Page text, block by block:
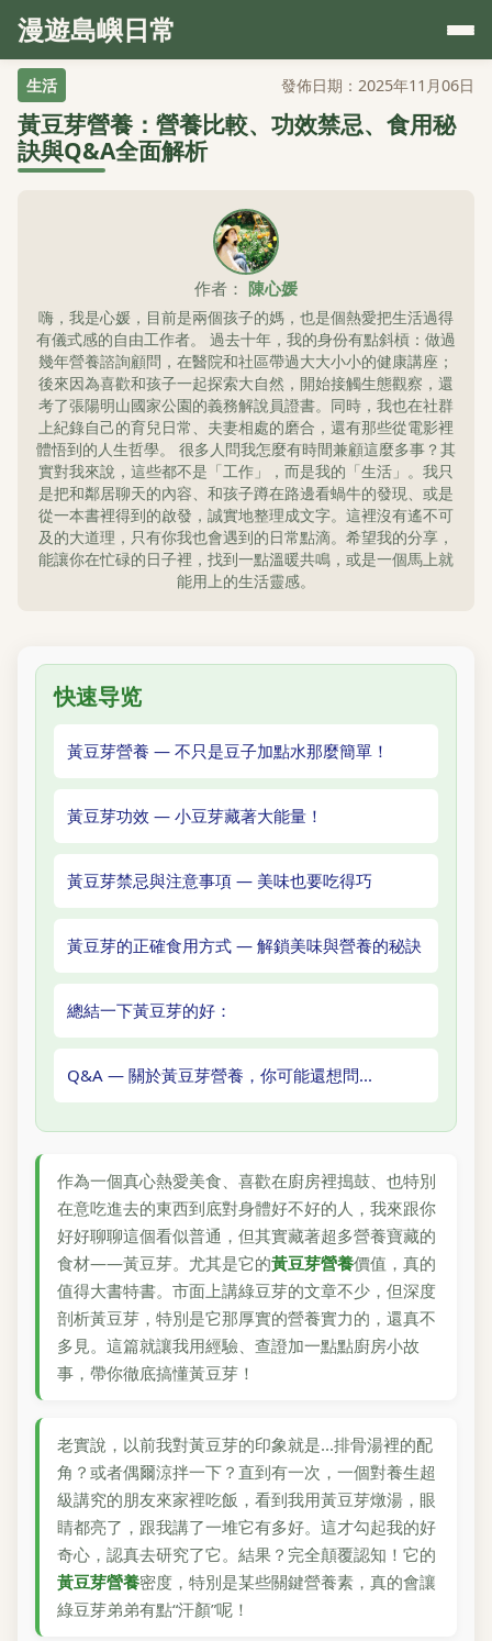
漫遊島嶼日常
生活 發佈日期：2025年11月06日
黃豆芽營養：營養比較、功效禁忌、食用秘
訣與Q&A全面解析
作者： 陳心媛
嗨，我是心媛，目前是兩個孩子的媽，也是個熱愛把生活過得
有儀式感的自由工作者。 過去十年，我的身份有點斜槓：做過
幾年營養諮詢顧問，在醫院和社區帶過大大小小的健康講座；
後來因為喜歡和孩子一起探索大自然，開始接觸生態觀察，還
考了張陽明山國家公園的義務解說員證書。同時，我也在社群
上紀錄自己的育兒日常、夫妻相處的磨合，還有那些從電影裡
體悟到的人生哲學。 很多人問我怎麼有時間兼顧這麼多事？其
實對我來說，這些都不是「工作」，而是我的「生活」。我只
是把和鄰居聊天的內容、和孩子蹲在路邊看蝸牛的發現、或是
從一本書裡得到的啟發，誠實地整理成文字。這裡沒有遙不可
及的大道理，只有你我也會遇到的日常點滴。希望我的分享，
能讓你在忙碌的日子裡，找到一點溫暖共鳴，或是一個馬上就
能用上的生活靈感。
快速导览
黃豆芽營養 — 不只是豆子加點水那麼簡單！
黃豆芽功效 — 小豆芽藏著大能量！
黃豆芽禁忌與注意事項 — 美味也要吃得巧
黃豆芽的正確食用方式 — 解鎖美味與營養的秘訣
總結一下黃豆芽的好：
Q&A — 關於黃豆芽營養，你可能還想問...
作為一個真心熱愛美食、喜歡在廚房裡搗鼓、也特別
在意吃進去的東西到底對身體好不好的人，我來跟你
好好聊聊這個看似普通，但其實藏著超多營養寶藏的
食材——黃豆芽。尤其是它的黃豆芽營養價值，真的
值得大書特書。市面上講綠豆芽的文章不少，但深度
剖析黃豆芽，特別是它那厚實的營養實力的，還真不
多見。這篇就讓我用經驗、查證加一點點廚房小故
事，帶你徹底搞懂黃豆芽！
老實說，以前我對黃豆芽的印象就是...排骨湯裡的配
角？或者偶爾涼拌一下？直到有一次，一個對養生超
級講究的朋友來家裡吃飯，看到我用黃豆芽燉湯，眼
睛都亮了，跟我講了一堆它有多好。這才勾起我的好
奇心，認真去研究了它。結果？完全顛覆認知！它的
黃豆芽營養密度，特別是某些關鍵營養素，真的會讓
綠豆芽弟弟有點“汗顏”呢！